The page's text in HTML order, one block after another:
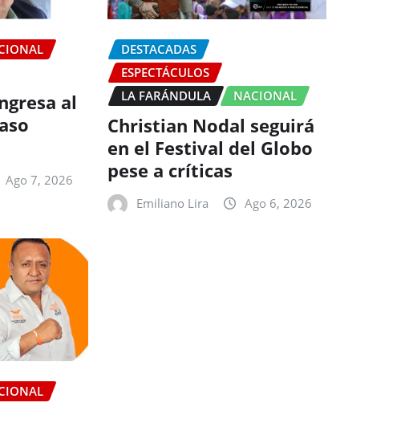
al
Ago 7, 2026
DESTACADAS
ESPECTÁCULOS
LA FARÁNDULA
NACIONAL
Christian Nodal seguirá
en el Festival del Globo
pese a críticas
Emiliano Lira Ago 6, 2026